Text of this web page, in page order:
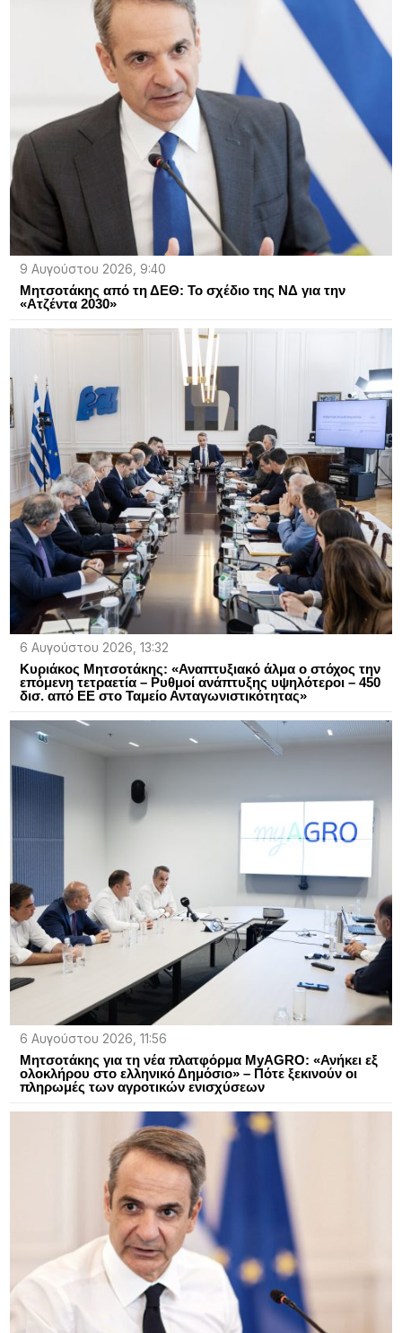
9 Αυγούστου 2026, 9:40
Μητσοτάκης από τη ΔΕΘ: Το σχέδιο της ΝΔ για την
«Ατζέντα 2030»
6 Αυγούστου 2026, 13:32
Κυριάκος Μητσοτάκης: «Αναπτυξιακό άλμα ο στόχος την
επόμενη τετραετία – Ρυθμοί ανάπτυξης υψηλότεροι – 450
δισ. από ΕΕ στο Ταμείο Ανταγωνιστικότητας»
6 Αυγούστου 2026, 11:56
Μητσοτάκης για τη νέα πλατφόρμα MyAGRO: «Ανήκει εξ
ολοκλήρου στο ελληνικό Δημόσιο» – Πότε ξεκινούν οι
πληρωμές των αγροτικών ενισχύσεων